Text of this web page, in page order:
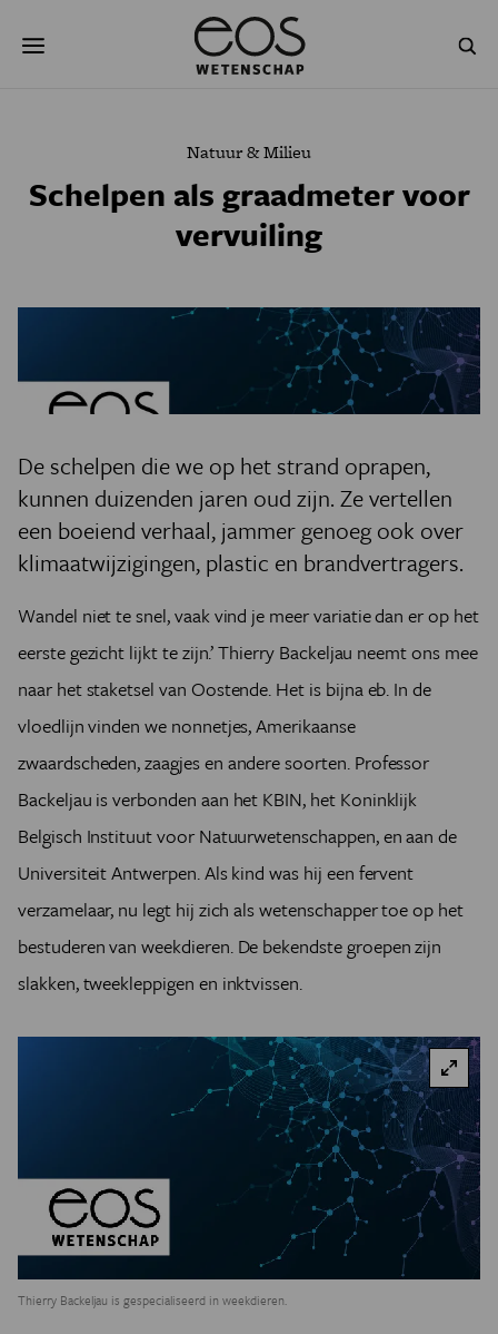
naar
NATUURWETENSCHAPPEN
AGENDA
JONGE UITDAGERS
Natuur & Milieu
Schelpen als graadmeter voor
vervuiling
De schelpen die we op het strand oprapen,
kunnen duizenden jaren oud zijn. Ze vertellen
een boeiend verhaal, jammer genoeg ook over
klimaatwijzigingen, plastic en brandvertragers.
Wandel niet te snel, vaak vind je meer variatie dan er op het
eerste gezicht lijkt te zijn.’ Thierry B­ackeljau neemt ons mee
naar het staketsel van Oostende. Het is bijna eb. In de
vloedlijn vinden we nonnetjes, Amerikaanse
zwaardscheden, zaagjes en andere soorten. Professor
Backeljau is verbonden aan het KBIN, het Koninklijk
Belgisch Instituut voor Natuurwetenschappen, en aan de
Universiteit Antwerpen. Als kind was hij een fervent
verzamelaar, nu legt hij zich als wetenschapper toe op het
bestuderen van weekdieren. De bekendste groepen zijn
slakken, tweekleppigen en inktvissen.
Thierry Backeljau is gespecialiseerd in weekdieren.